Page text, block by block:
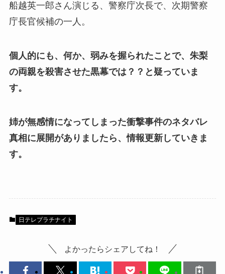
船越英一郎さん演じる、警察庁次長で、次期警察
庁長官候補の一人。
個人的にも、何か、弱みを握られたことで、朱梨
の両親を殺害させた黒幕では？？と疑っていま
す。
姉が無感情になってしまった衝撃事件のネタバレ
真相に展開がありましたら、情報更新していきま
す。
日テレプラチナイト
よかったらシェアしてね！